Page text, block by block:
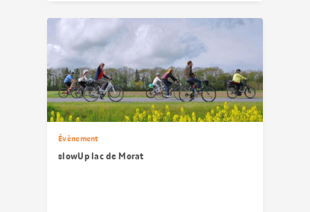
Évènement
slowUp lac de Morat